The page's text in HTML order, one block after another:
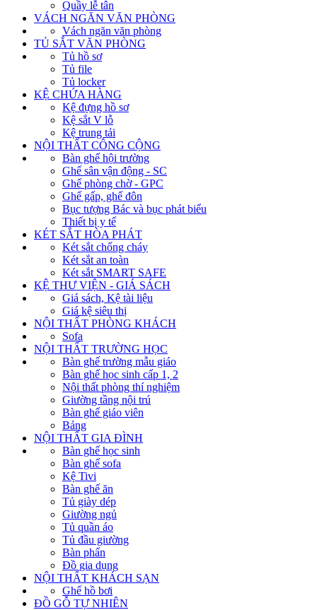
Quầy lễ tân
VÁCH NGĂN VĂN PHÒNG
Vách ngăn văn phòng
TỦ SẮT VĂN PHÒNG
Tủ hồ sơ
Tủ file
Tủ locker
KỆ CHỨA HÀNG
Kệ đựng hồ sơ
Kệ sắt V lỗ
Kệ trung tải
NỘI THẤT CÔNG CỘNG
Bàn ghế hội trường
Ghế sân vận động - SC
Ghế phòng chờ - GPC
Ghế gấp, ghế đôn
Bục tượng Bác và bục phát biểu
Thiết bị y tế
KÉT SẮT HÒA PHÁT
Két sắt chống cháy
Két sắt an toàn
Két sắt SMART SAFE
KỆ THƯ VIỆN - GIÁ SÁCH
Giá sách, Kệ tài liệu
Giá kệ siêu thị
NỘI THẤT PHÒNG KHÁCH
Sofa
NỘI THẤT TRƯỜNG HỌC
Bàn ghế trường mẫu giáo
Bàn ghế học sinh cấp 1, 2
Nội thất phòng thí nghiệm
Giường tầng nội trú
Bàn ghế giáo viên
Bảng
NỘI THẤT GIA ĐÌNH
Bàn ghế học sinh
Bàn ghế sofa
Kệ Tivi
Bàn ghế ăn
Tủ giày dép
Giường ngủ
Tủ quần áo
Tủ đầu giường
Bàn phấn
Đồ gia dụng
NỘI THẤT KHÁCH SẠN
Ghế hồ bơi
ĐỒ GỖ TỰ NHIÊN